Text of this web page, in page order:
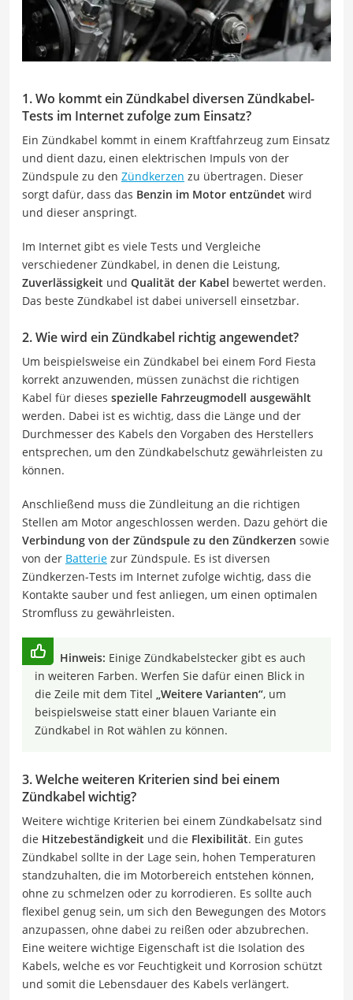
1. Wo kommt ein Zündkabel diversen Zündkabel-
Tests im Internet zufolge zum Einsatz?
Ein Zündkabel kommt in einem Kraftfahrzeug zum Einsatz
und dient dazu, einen elektrischen Impuls von der
Zündspule zu den Zündkerzen zu übertragen. Dieser
sorgt dafür, dass das Benzin im Motor entzündet wird
und dieser anspringt.
Im Internet gibt es viele Tests und Vergleiche
verschiedener Zündkabel, in denen die Leistung,
Zuverlässigkeit und Qualität der Kabel bewertet werden.
Das beste Zündkabel ist dabei universell einsetzbar.
2. Wie wird ein Zündkabel richtig angewendet?
Um beispielsweise ein Zündkabel bei einem Ford Fiesta
korrekt anzuwenden, müssen zunächst die richtigen
Kabel für dieses spezielle Fahrzeugmodell ausgewählt
werden. Dabei ist es wichtig, dass die Länge und der
Durchmesser des Kabels den Vorgaben des Herstellers
entsprechen, um den Zündkabelschutz gewährleisten zu
können.
Anschließend muss die Zündleitung an die richtigen
Stellen am Motor angeschlossen werden. Dazu gehört die
Verbindung von der Zündspule zu den Zündkerzen sowie
von der Batterie zur Zündspule. Es ist diversen
Zündkerzen-Tests im Internet zufolge wichtig, dass die
Kontakte sauber und fest anliegen, um einen optimalen
Stromfluss zu gewährleisten.
Hinweis: Einige Zündkabelstecker gibt es auch
in weiteren Farben. Werfen Sie dafür einen Blick in
die Zeile mit dem Titel „Weitere Varianten“, um
beispielsweise statt einer blauen Variante ein
Zündkabel in Rot wählen zu können.
3. Welche weiteren Kriterien sind bei einem
Zündkabel wichtig?
Weitere wichtige Kriterien bei einem Zündkabelsatz sind
die Hitzebeständigkeit und die Flexibilität. Ein gutes
Zündkabel sollte in der Lage sein, hohen Temperaturen
standzuhalten, die im Motorbereich entstehen können,
ohne zu schmelzen oder zu korrodieren. Es sollte auch
flexibel genug sein, um sich den Bewegungen des Motors
anzupassen, ohne dabei zu reißen oder abzubrechen.
Eine weitere wichtige Eigenschaft ist die Isolation des
Kabels, welche es vor Feuchtigkeit und Korrosion schützt
und somit die Lebensdauer des Kabels verlängert.